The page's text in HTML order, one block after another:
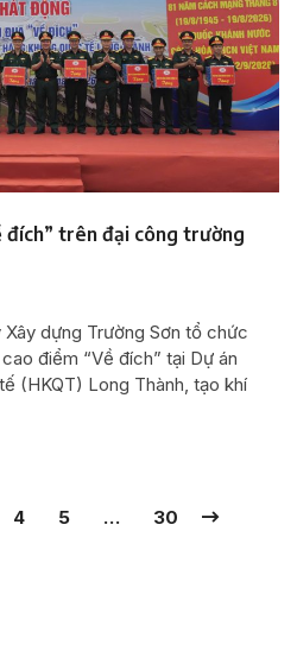
đích” trên đại công trường
dựng Trường Sơn tổ chức
điểm “Về đích” tại Dự án
(HKQT) Long Thành, tạo khí
4 5 … 30